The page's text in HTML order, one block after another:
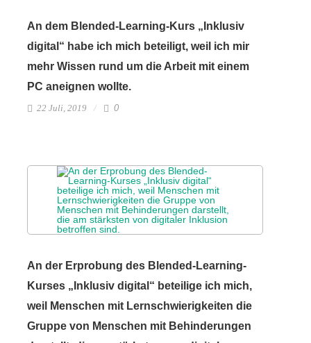
An dem Blended-Learning-Kurs „Inklusiv
digital“ habe ich mich beteiligt, weil ich mir
mehr Wissen rund um die Arbeit mit einem
PC aneignen wollte.
22 Juli, 2019 0
An der Erprobung des Blended-Learning-
Kurses „Inklusiv digital“ beteilige ich mich,
weil Menschen mit Lernschwierigkeiten die
Gruppe von Menschen mit Behinderungen